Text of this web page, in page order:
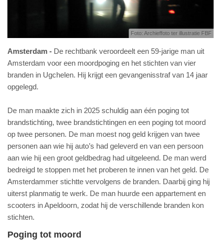
Foto: Archieffoto ter illustratie FBF
Amsterdam
De rechtbank veroordeelt een 59-jarige man uit
Amsterdam voor een moordpoging en het stichten van vier
branden in Ugchelen. Hij krijgt een gevangenisstraf van 14 jaar
opgelegd.
De man maakte zich in 2025 schuldig aan één poging tot
brandstichting, twee brandstichtingen en een poging tot moord
op twee personen. De man moest nog geld krijgen van twee
personen aan wie hij auto’s had geleverd en van een persoon
aan wie hij een groot geldbedrag had uitgeleend. De man werd
bedreigd te stoppen met het proberen te innen van het geld. De
Amsterdammer stichtte vervolgens de branden. Daarbij ging hij
uiterst planmatig te werk. De man huurde een appartement en
scooters in Apeldoorn, zodat hij de verschillende branden kon
stichten.
Poging tot moord